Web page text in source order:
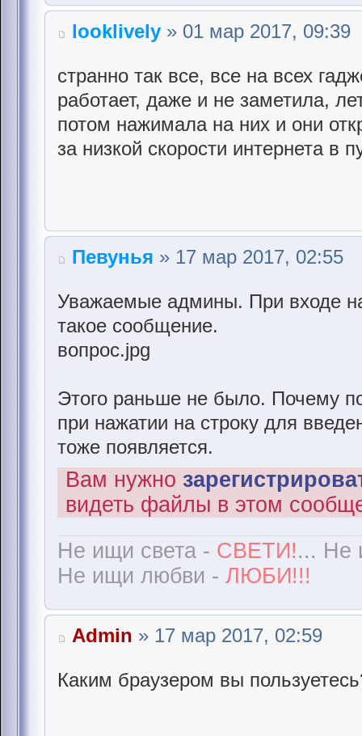
looklively » 01 мар 2017, 09:39
странно так все, все на всех
работает, даже и не заметила,
потом нажимала на них и они
за низкой скорости интернета в
Певунья » 17 мар 2017, 02:55
Уважаемые админы. При входе
такое сообщение.
вопрос.jpg
Этого раньше не было. Почему
при нажатии на строку для
тоже появляется.
Вам нужно
видеть файлы в этом
Не ищи света - СВЕТИ!... Не
Не ищи любви - ЛЮБИ!!!
Admin » 17 мар 2017, 02:59
Каким браузером вы